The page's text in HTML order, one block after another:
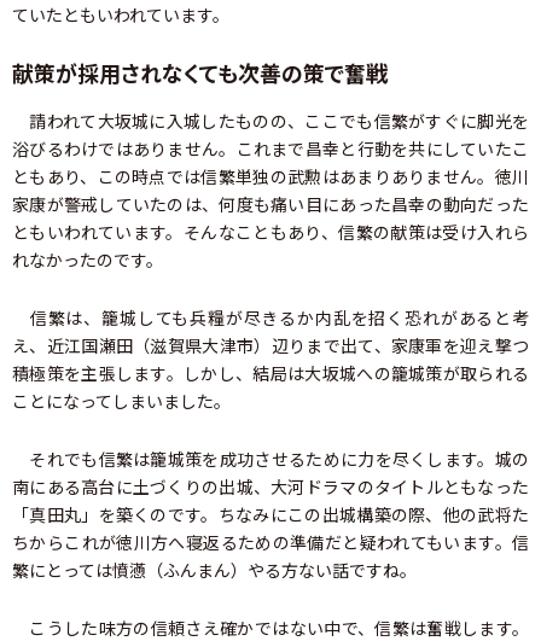
ていたともいわれています。
献策が採用されなくても次善の策で奮戦
請われて大坂城に入城したものの、ここでも信繁がすぐに脚光を
浴びるわけではありません。これまで昌幸と行動を共にしていたこ
ともあり、この時点では信繁単独の武勲はあまりありません。徳川
家康が警戒していたのは、何度も痛い目にあった昌幸の動向だった
ともいわれています。そんなこともあり、信繁の献策は受け入れら
れなかったのです。
信繁は、籠城しても兵糧が尽きるか内乱を招く恐れがあると考
え、近江国瀬田（滋賀県大津市）辺りまで出て、家康軍を迎え撃つ
積極策を主張します。しかし、結局は大坂城への籠城策が取られる
ことになってしまいました。
それでも信繁は籠城策を成功させるために力を尽くします。城の
南にある高台に土づくりの出城、大河ドラマのタイトルともなった
「真田丸」を築くのです。ちなみにこの出城構築の際、他の武将た
ちからこれが徳川方へ寝返るための準備だと疑われてもいます。信
繁にとっては憤懣（ふんまん）やる方ない話ですね。
こうした味方の信頼さえ確かではない中で、信繁は奮戦します。